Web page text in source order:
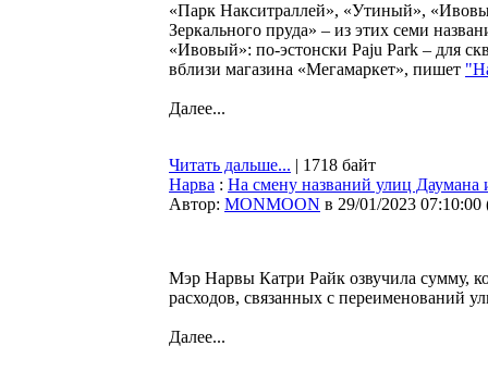
«Парк Накситраллей», «Утиный»,
Зеркального пруда» – из этих семи
«Ивовый»: по-эстонски Paju Park – для
вблизи магазина «Мегамаркет», пишет
Далее...
Читать дальше... | 1718 байт
Нарва : На смену названий улиц Даумана
Автор: MONMOON в 29/01/2023 07:10:00
Мэр Нарвы Катри Райк озвучила сумму,
расходов, связанных с переименований
Далее...